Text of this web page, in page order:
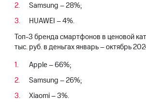
аудит
Рынок
акций
Описание
Программа
приобретения
Порядок
выкупа
акций
Дивиденды
Samsung – 28%;
HUAWEI – 4%.
Топ-3 бренда смартфонов в ценовой
тыс. руб. в деньгах январь – октябрь
Apple – 66%;
Samsung – 26%;
Xiaomi – 3%.